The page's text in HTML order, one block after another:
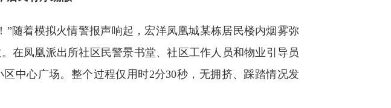
着模拟火情警报声响起，宏洋凤凰城某栋居民楼内烟雾弥
在凤凰派出所社区民警景书堂、社区工作人员和物业引导员
中心广场。整个过程仅用时2分30秒，无拥挤、踩踏情况发